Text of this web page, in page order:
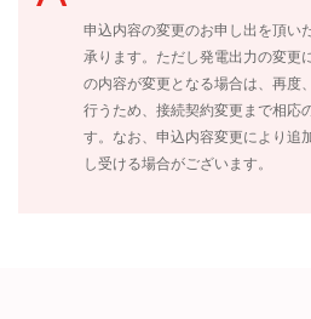
申込内容の変更のお申し出を頂い
承ります。ただし発電出力の変更
の内容が変更となる場合は、再度
行うため、接続契約変更まで相応
す。なお、申込内容変更により追
し受ける場合がございます。